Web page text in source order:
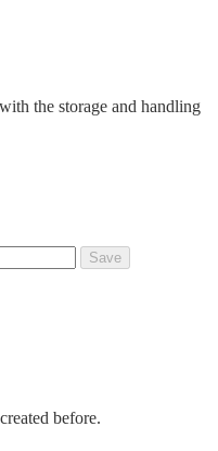
the storage and handling
before.